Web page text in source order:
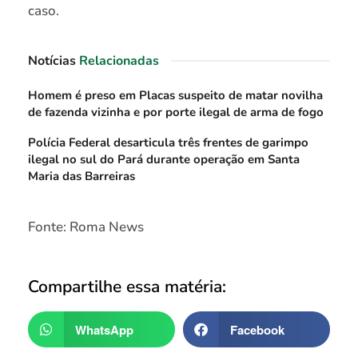
caso.
Notícias Relacionadas
Homem é preso em Placas suspeito de matar novilha
de fazenda vizinha e por porte ilegal de arma de fogo
Polícia Federal desarticula três frentes de garimpo
ilegal no sul do Pará durante operação em Santa
Maria das Barreiras
Fonte: Roma News
Compartilhe essa matéria:
WhatsApp Facebook